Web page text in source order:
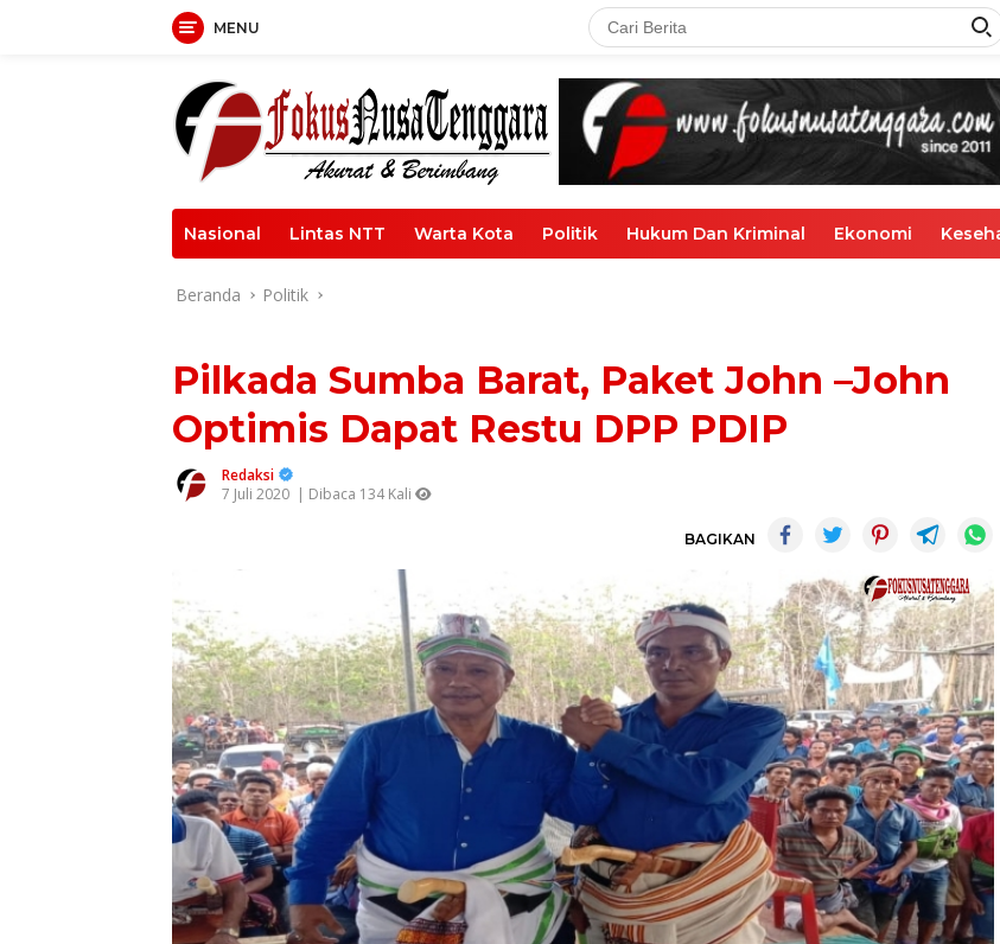
MENU
Nasional Lintas NTT Warta Kota Politik Hukum Dan Kriminal Ekonomi
Beranda Politik
Pilkada Sumba Barat, Paket John –John
Optimis Dapat Restu DPP PDIP
Redaksi
7 Juli 2020 | Dibaca 134 Kali
BAGIKAN